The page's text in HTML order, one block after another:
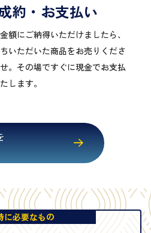
約・お支払い
額にご納得いただけましたら、
いただいた商品をお売りくださ
。その場ですぐに現金でお支払
します。
に必要なもの